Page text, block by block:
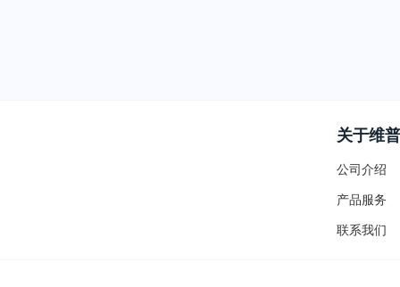
关于维普
公司介绍
产品服务
联系我们